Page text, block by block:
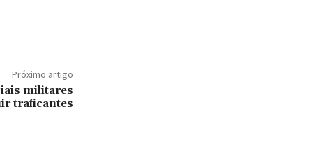
Próximo artigo
militares
traficantes